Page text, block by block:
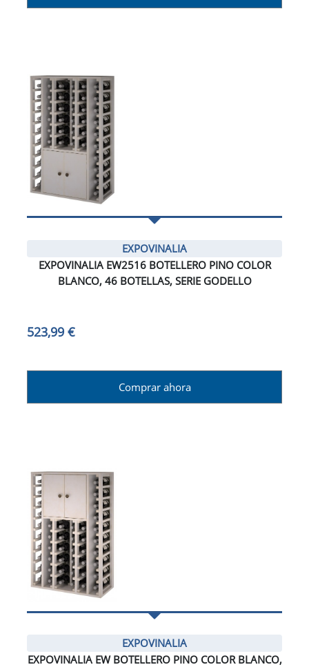
EXPOVINALIA
EXPOVINALIA EW2516 BOTELLERO PINO COLOR
BLANCO, 46 BOTELLAS, SERIE GODELLO
523,99 €
Comprar ahora
EXPOVINALIA
EXPOVINALIA EW BOTELLERO PINO COLOR BLANCO,